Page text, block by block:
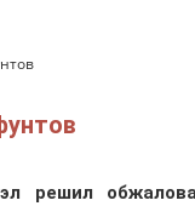
решил